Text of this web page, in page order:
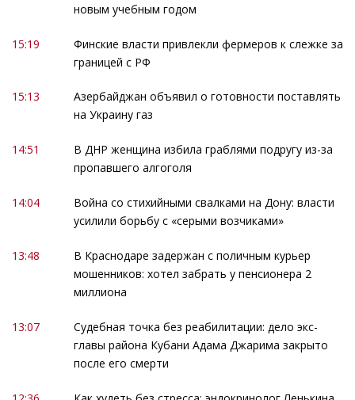
новым учебным годом
15:19
Финские власти привлекли фермеров к слежке за
границей с РФ
15:13
Азербайджан объявил о готовности поставлять
на Украину газ
14:51
В ДНР женщина избила граблями подругу из-за
пропавшего алгоголя
14:04
Война со стихийными свалками на Дону: власти
усилили борьбу с «серыми возчиками»
13:48
В Краснодаре задержан с поличным курьер
мошенников: хотел забрать у пенсионера 2
миллиона
13:07
Судебная точка без реабилитации: дело экс-
главы района Кубани Адама Джарима закрыто
после его смерти